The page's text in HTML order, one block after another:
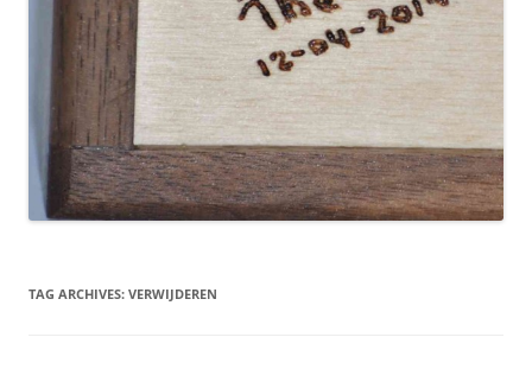
TAG ARCHIVES: VERWIJDEREN